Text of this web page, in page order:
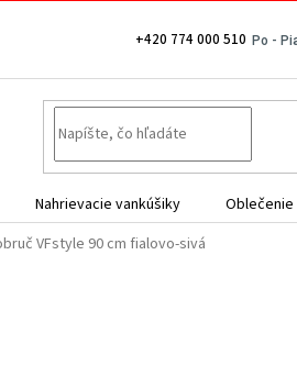
+420 774 000 510
Nahrievacie vankúšiky Oblečenie
VFstyle 90 cm fialovo-sivá